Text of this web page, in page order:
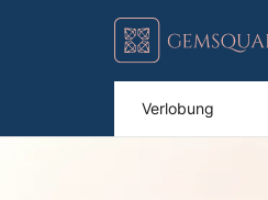
Verlobung